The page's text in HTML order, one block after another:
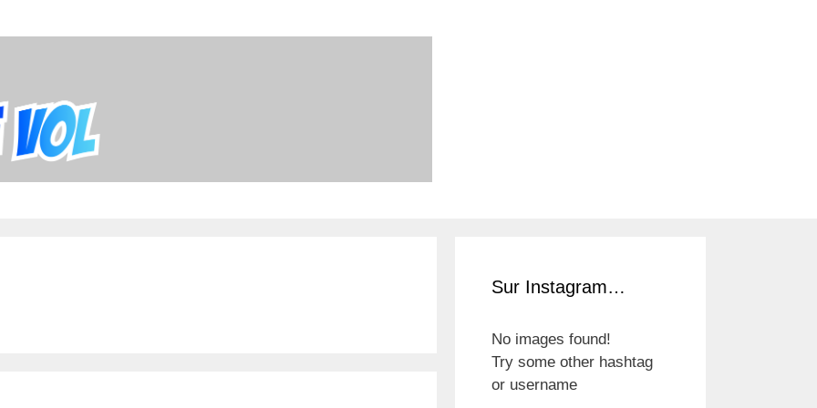
Sur Instagram…
No images found!
Try some other hashtag
or username